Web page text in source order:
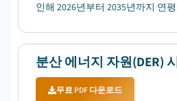
인해 2026년부터 2035년까지 연
분산 에너지 자원(DER)
무료 PDF 다운로드